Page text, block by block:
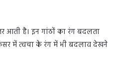
आती है। इन गांठों का रंग बदलता
में त्वचा के रंग में भी बदलाव देखने